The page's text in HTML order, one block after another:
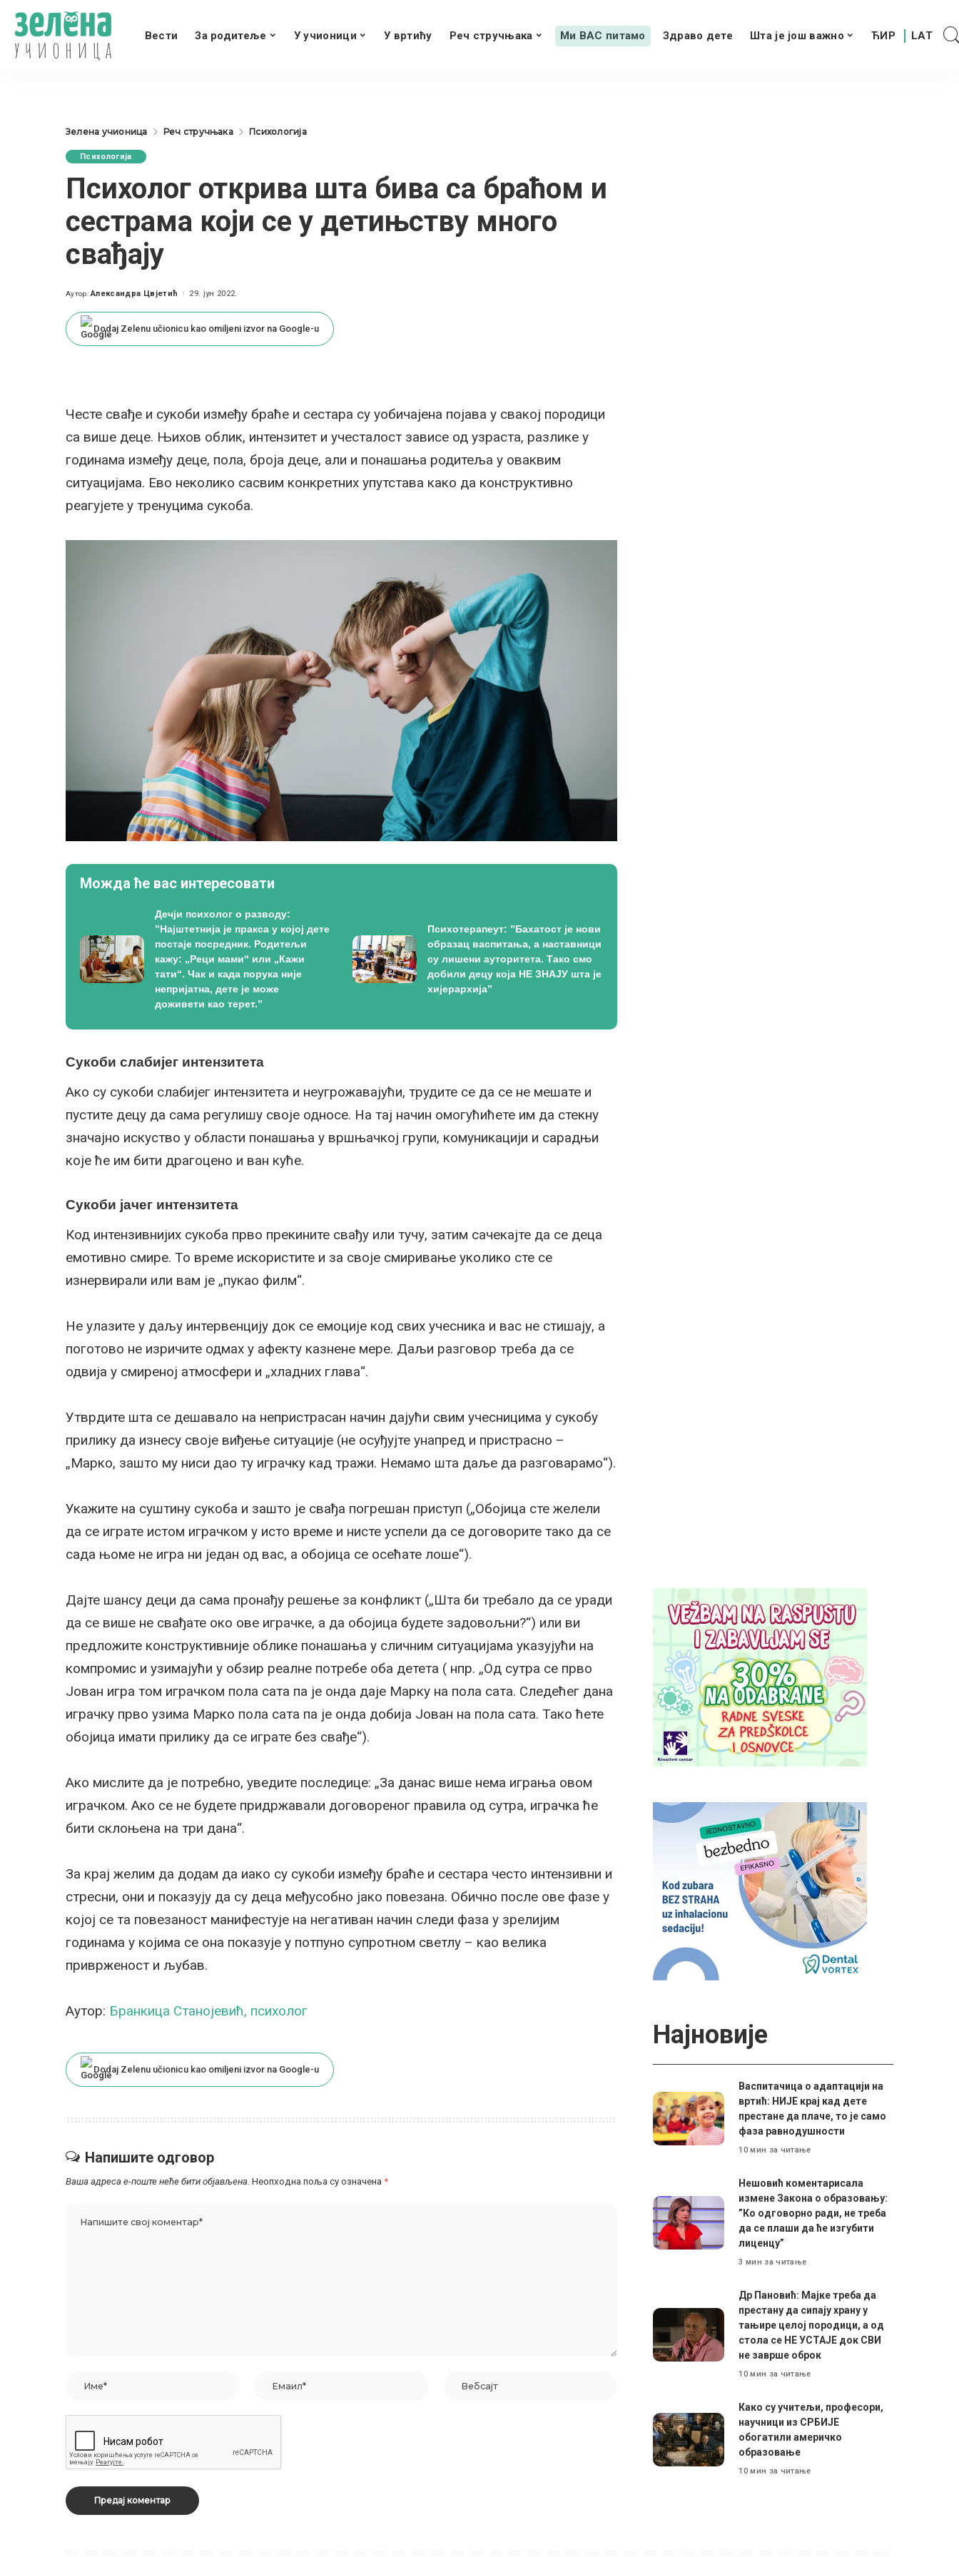
Вести За родитеље У учионици У вртићу Реч стручњака Ми ВАС питамо Здраво дете Шта је још важно
Зелена учионица Реч стручњака Психологија
Психологија
Психолог открива шта бива са браћом и
сестрама који се у детињству много
свађају
Posted
Аутор: Александра Цвјетић 29. јун 2022.
Dodaj Zelenu učionicu kao omiljeni izvor na Google-u
Честе свађе и сукоби између браће и сестара су уобичајена појава у свакој породици
са више деце. Њихов облик, интензитет и учесталост зависе од узраста, разлике у
годинама између деце, пола, броја деце, али и понашања родитеља у оваквим
ситуацијама. Ево неколико сасвим конкретних упутстава како да конструктивно
реагујете у тренуцима сукоба.
Можда ће вас интересовати
Дечји психолог о разводу:
”Најштетнија је пракса у којој дете
постаје посредник. Родитељи
кажу: „Реци мами“ или „Кажи
тати“. Чак и када порука није
непријатна, дете је може
доживети као терет.”
Психотерапеут: ”Бахатост је нови
образац васпитања, а наставници
су лишени ауторитета. Тако смо
добили децу која НЕ ЗНАЈУ шта је
хијерархија”
Сукоби слабијег интензитета
Ако су сукоби слабијег интензитета и неугрожавајући, трудите се да се не мешате и
пустите децу да сама регулишу своје односе. На тај начин омогућићете им да стекну
значајно искуство у области понашања у вршњачкој групи, комуникацији и сарадњи
које ће им бити драгоцено и ван куће.
Сукоби јачег интензитета
Код интензивнијих сукоба прво прекините свађу или тучу, затим сачекајте да се деца
емотивно смире. То време искористите и за своје смиривање уколико сте се
изнервирали или вам је „пукао филм“.
Не улазите у даљу интервенцију док се емоције код свих учесника и вас не стишају, а
поготово не изричите одмах у афекту казнене мере. Даљи разговор треба да се
одвија у смиреној атмосфери и „хладних глава“.
Утврдите шта се дешавало на непристрасан начин дајући свим учесницима у сукобу
прилику да изнесу своје виђење ситуације (не осуђујте унапред и пристрасно –
„Марко, зашто му ниси дао ту играчку кад тражи. Немамо шта даље да разговарамо“).
Укажите на суштину сукоба и зашто је свађа погрешан приступ („Обојица сте желели
да се играте истом играчком у исто време и нисте успели да се договорите тако да се
сада њоме не игра ни један од вас, а обојица се осећате лоше“).
Дајте шансу деци да сама пронађу решење за конфликт („Шта би требало да се уради
да се више не свађате око ове играчке, а да обојица будете задовољни?“) или ви
предложите конструктивније облике понашања у сличним ситуацијама указујући на
компромис и узимајући у обзир реалне потребе оба детета ( нпр. „Од сутра се прво
Јован игра том играчком пола сата па је онда даје Марку на пола сата. Следећег дана
играчку прво узима Марко пола сата па је онда добија Јован на пола сата. Тако ћете
обојица имати прилику да се играте без свађе“).
Ако мислите да је потребно, уведите последице: „За данас више нема играња овом
играчком. Ако се не будете придржавали договореног правила од сутра, играчка ће
бити склоњена на три дана“.
За крај желим да додам да иако су сукоби између браће и сестара често интензивни и
стресни, они и показују да су деца међусобно јако повезана. Обично после ове фазе у
којој се та повезаност манифестује на негативан начин следи фаза у зрелијим
годинама у којима се она показује у потпуно супротном светлу – као велика
приврженост и љубав.
Аутор: Бранкица Станојевић, психолог
Dodaj Zelenu učionicu kao omiljeni izvor na Google-u
Напишите одговор
Ваша адреса е-поште неће бити објављена. Неопходна поља су означена *
Најновије
Васпитачица о адаптацији на
вртић: НИЈЕ крај кад дете
престане да плаче, то је само
фаза равнодушности
10 мин за читање
Нешовић коментарисала
измене Закона о образовању:
”Ко одговорно ради, не треба
да се плаши да ће изгубити
лиценцу”
3 мин за читање
Др Пановић: Мајке треба да
престану да сипају храну у
тањире целој породици, а од
стола се НЕ УСТАЈЕ док СВИ
не заврше оброк
10 мин за читање
Како су учитељи, професори,
научници из СРБИЈЕ
обогатили америчко
образовање
10 мин за читање